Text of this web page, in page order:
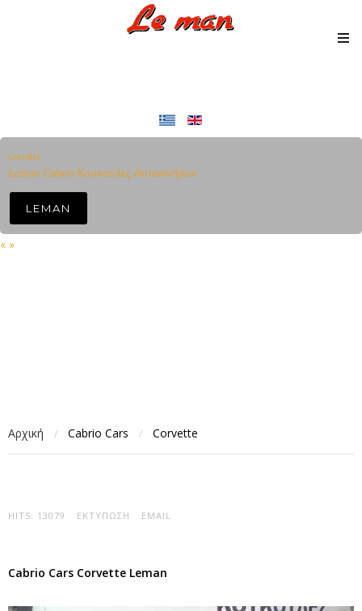
Corvette
Leman Cabrio Κουκούλες Αυτοκινήτων
LEMAN
« »
Αρχική / Cabrio Cars / Corvette
HITS: 13079 ΕΚΤΎΠΩΣΗ EMAIL
Cabrio Cars Corvette Leman